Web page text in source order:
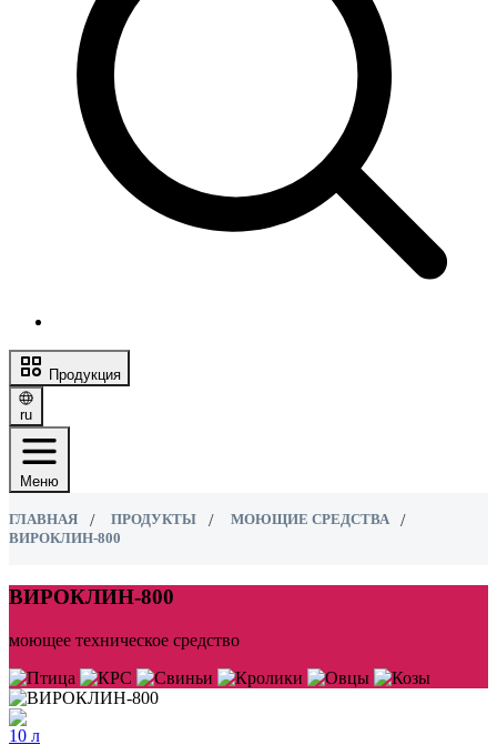
Продукция
ru
Меню
ГЛАВНАЯ ПРОДУКТЫ
МОЮЩИЕ СРЕДСТВА
ВИРОКЛИН-800
ВИРОКЛИН-800
моющее техническое средство
10 л